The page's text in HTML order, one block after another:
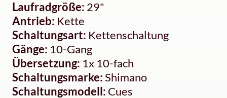
Laufradgröße: 29"
Antrieb: Kette
Schaltungsart: Kettenschaltung
Gänge: 10-Gang
Übersetzung: 1x 10-fach
Schaltungsmarke:Shimano
Schaltungsmodell: Cues